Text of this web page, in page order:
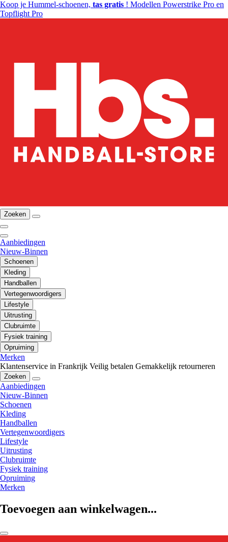
Koop je Hummel-schoenen, tas gratis ! Modellen Powerstrike Pro en
Topflight Pro
Zoeken
Aanbiedingen
Nieuw-Binnen
Schoenen
Kleding
Handballen
Vertegenwoordigers
Lifestyle
Uitrusting
Clubruimte
Fysiek training
Opruiming
Merken
Klantenservice in Frankrijk Veilig betalen Gemakkelijk retourneren
Zoeken
Aanbiedingen
Nieuw-Binnen
Schoenen
Kleding
Handballen
Vertegenwoordigers
Lifestyle
Uitrusting
Clubruimte
Fysiek training
Opruiming
Merken
Toevoegen aan winkelwagen...